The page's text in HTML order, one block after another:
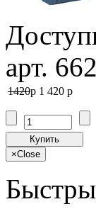
арт.
1420p 1 420 p
Купить
×Close